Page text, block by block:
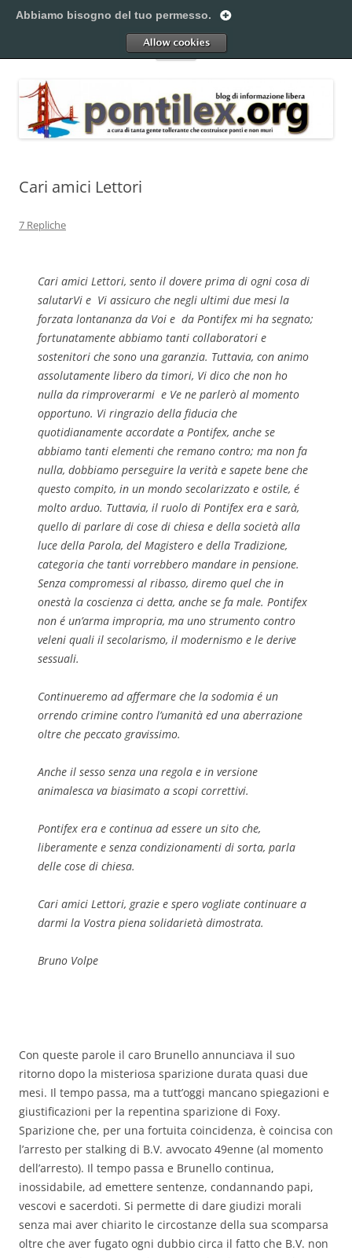
al
Pontilex
Menu
Cari amici Lettori
7 Repliche
Cari amici Lettori, sento il dovere prima di ogni cosa di
salutarVi e Vi assicuro che negli ultimi due mesi la
forzata lontananza da Voi e da Pontifex mi ha segnato;
fortunatamente abbiamo tanti collaboratori e
sostenitori che sono una garanzia. Tuttavia, con animo
assolutamente libero da timori, Vi dico che non ho
nulla da rimproverarmi e Ve ne parlerò al momento
opportuno. Vi ringrazio della fiducia che
quotidianamente accordate a Pontifex, anche se
abbiamo tanti elementi che remano contro; ma non fa
nulla, dobbiamo perseguire la verità e sapete bene che
questo compito, in un mondo secolarizzato e ostile, é
molto arduo. Tuttavia, il ruolo di Pontifex era e sarà,
quello di parlare di cose di chiesa e della società alla
luce della Parola, del Magistero e della Tradizione,
categoria che tanti vorrebbero mandare in pensione.
Senza compromessi al ribasso, diremo quel che in
onestà la coscienza ci detta, anche se fa male. Pontifex
non é un’arma impropria, ma uno strumento contro
veleni quali il secolarismo, il modernismo e le derive
sessuali.
Continueremo ad affermare che la sodomia é un
orrendo crimine contro l’umanità ed una aberrazione
oltre che peccato gravissimo.
Anche il sesso senza una regola e in versione
animalesca va biasimato a scopi correttivi.
Pontifex era e continua ad essere un sito che,
liberamente e senza condizionamenti di sorta, parla
delle cose di chiesa.
Cari amici Lettori, grazie e spero vogliate continuare a
darmi la Vostra piena solidarietà dimostrata.
Bruno Volpe
Con queste parole il caro Brunello annunciava il suo
ritorno dopo la misteriosa sparizione durata quasi due
mesi. Il tempo passa, ma a tutt’oggi mancano spiegazioni e
giustificazioni per la repentina sparizione di Foxy.
Sparizione che, per una fortuita coincidenza, è coincisa con
l’arresto per stalking di B.V. avvocato 49enne (al momento
dell’arresto). Il tempo passa e Brunello continua,
inossidabile, ad emettere sentenze, condannando papi,
vescovi e sacerdoti. Si permette di dare giudizi morali
senza mai aver chiarito le circostanze della sua scomparsa
oltre che aver fugato ogni dubbio circa il fatto che B.V. non
Abbiamo bisogno del tuo permesso.